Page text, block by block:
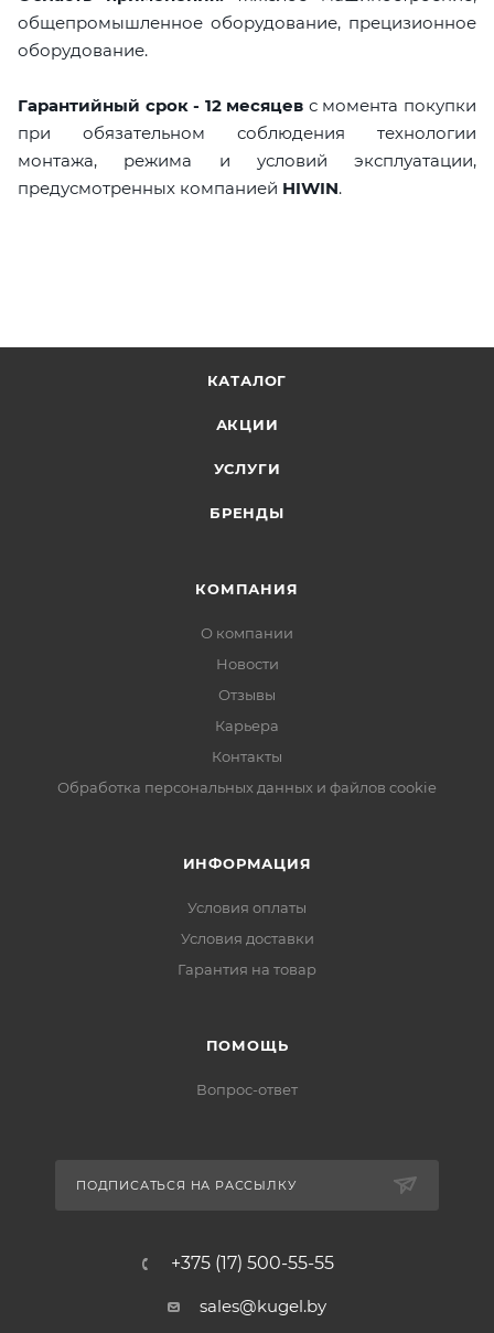
общепромышленное оборудование, прецизионное
оборудование.
Гарантийный срок - 12 месяцев с момента покупки
при обязательном соблюдения технологии
монтажа, режима и условий эксплуатации,
предусмотренных компанией HIWIN.
КАТАЛОГ
АКЦИИ
УСЛУГИ
БРЕНДЫ
КОМПАНИЯ
О компании
Новости
Отзывы
Карьера
Контакты
Обработка персональных данных и файлов cookie
ИНФОРМАЦИЯ
Условия оплаты
Условия доставки
Гарантия на товар
ПОМОЩЬ
Вопрос-ответ
ПОДПИСАТЬСЯ НА РАССЫЛКУ
+375 (17) 500-55-55
sales@kugel.by